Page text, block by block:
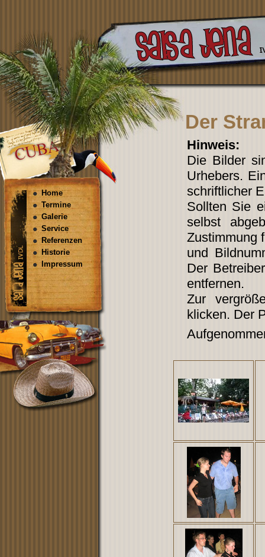
Home
Termine
Galerie
Service
Referenzen
Historie
Impressum
Der
Hinweis:
Die Bilder
Urhebers.
schriftlicher
Sollten Sie
selbst
Zustimmung
und
Der
entfernen.
Zur
klicken. Der